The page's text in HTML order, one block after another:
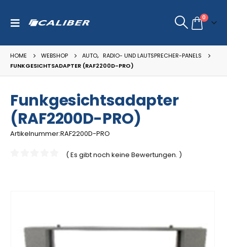
0
HOME WEBSHOP AUTO, RADIO- UND LAUTSPRECHER-PANELS
FUNKGESICHTSADAPTER (RAF2200D-PRO)
Funkgesichtsadapter
(RAF2200D-PRO)
Artikelnummer:RAF2200D-PRO
( Es gibt noch keine Bewertungen. )